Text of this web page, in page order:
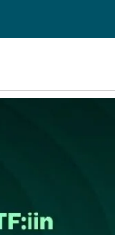
kirjautua